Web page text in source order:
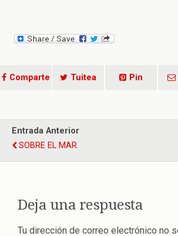
Comparte Tuitea Pin
Entrada Anterior
SOBRE EL MAR.
Deja una respuesta
Tu dirección de correo electrónico no